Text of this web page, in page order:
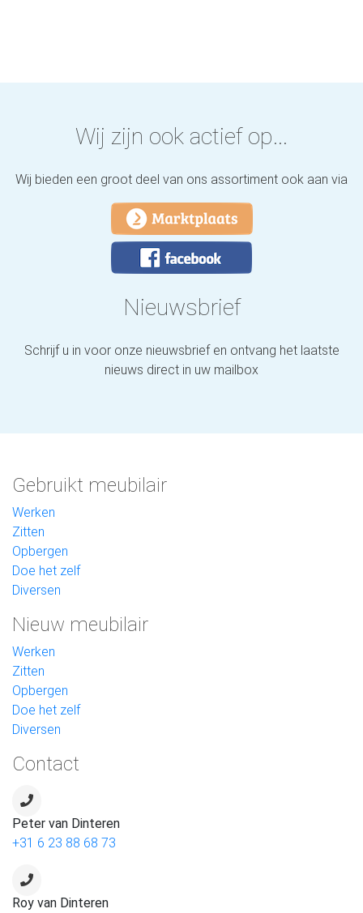
Wij zijn ook actief op...
Wij bieden een groot deel van ons assortiment ook aan via
Nieuwsbrief
Schrijf u in voor onze nieuwsbrief en ontvang het laatste
nieuws direct in uw mailbox
Gebruikt meubilair
Werken
Zitten
Opbergen
Doe het zelf
Diversen
Nieuw meubilair
Werken
Zitten
Opbergen
Doe het zelf
Diversen
Contact
Peter van Dinteren
+31 6 23 88 68 73
Roy van Dinteren